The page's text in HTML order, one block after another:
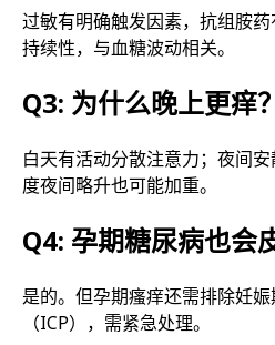
过敏有明确触发因素，抗组胺
持续性，与血糖波动相关。
Q3: 为什么晚上更痒？
白天有活动分散注意力；夜间
度夜间略升也可能加重。
Q4: 孕期糖尿病也会
是的。但孕期瘙痒还需排除妊
（ICP），需紧急处理。